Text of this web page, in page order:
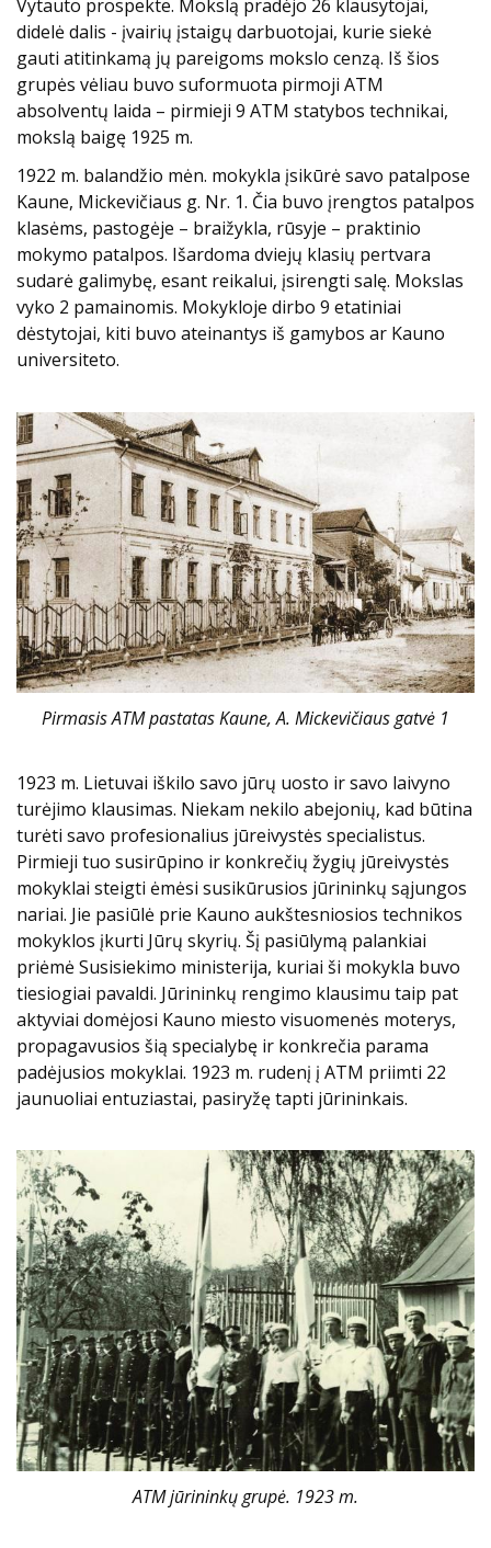
Vytauto prospekte. Mokslą pradėjo 26 klausytojai,
didelė dalis - įvairių įstaigų darbuotojai, kurie siekė
gauti atitinkamą jų pareigoms mokslo cenzą. Iš šios
grupės vėliau buvo suformuota pirmoji ATM
absolventų laida – pirmieji 9 ATM statybos technikai,
mokslą baigę 1925 m.
1922 m. balandžio mėn. mokykla įsikūrė savo patalpose
Kaune, Mickevičiaus g. Nr. 1. Čia buvo įrengtos patalpos
klasėms, pastogėje – braižykla, rūsyje – praktinio
mokymo patalpos. Išardoma dviejų klasių pertvara
sudarė galimybę, esant reikalui, įsirengti salę. Mokslas
vyko 2 pamainomis. Mokykloje dirbo 9 etatiniai
dėstytojai, kiti buvo ateinantys iš gamybos ar Kauno
universiteto.
Pirmasis ATM pastatas Kaune, A. Mickevičiaus gatvė 1
1923 m. Lietuvai iškilo savo jūrų uosto ir savo laivyno
turėjimo klausimas. Niekam nekilo abejonių, kad būtina
turėti savo profesionalius jūreivystės specialistus.
Pirmieji tuo susirūpino ir konkrečių žygių jūreivystės
mokyklai steigti ėmėsi susikūrusios jūrininkų sąjungos
nariai. Jie pasiūlė prie Kauno aukštesniosios technikos
mokyklos įkurti Jūrų skyrių. Šį pasiūlymą palankiai
priėmė Susisiekimo ministerija, kuriai ši mokykla buvo
tiesiogiai pavaldi. Jūrininkų rengimo klausimu taip pat
aktyviai domėjosi Kauno miesto visuomenės moterys,
propagavusios šią specialybę ir konkrečia parama
padėjusios mokyklai. 1923 m. rudenį į ATM priimti 22
jaunuoliai entuziastai, pasiryžę tapti jūrininkais.
ATM jūrininkų grupė. 1923 m.